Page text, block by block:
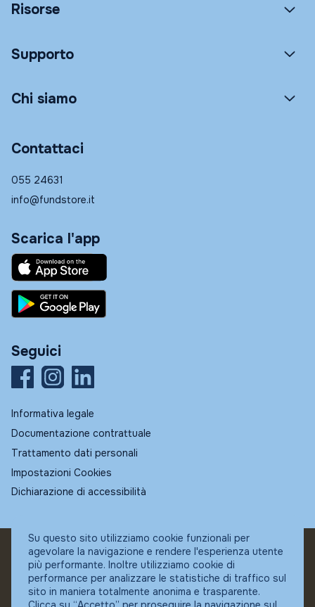
Risorse
Supporto
Chi siamo
Contattaci
055 24631
info@fundstore.it
Scarica l'app
Seguici
Informativa legale
Documentazione contrattuale
Trattamento dati personali
Impostazioni Cookies
Dichiarazione di accessibilità
© Fundstore
Collocatore autorizzato:
Banca Ifigest SpA
P.Iva: 04337180485
Su questo sito utilizziamo cookie funzionali per
agevolare la navigazione e rendere l'esperienza utente
più performante. Inoltre utilizziamo cookie di
performance per analizzare le statistiche di traffico sul
sito in maniera totalmente anonima e trasparente.